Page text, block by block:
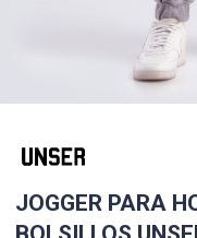
JOGGER PARA